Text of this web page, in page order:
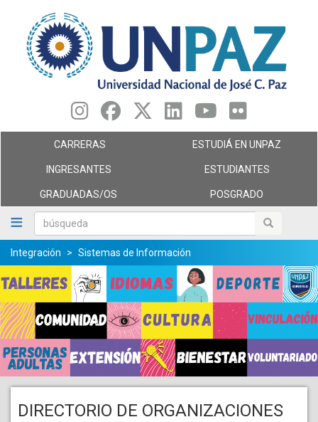
contenido
principal
búsqueda búsqueda
CARRERAS ESTUDIÁ EN UNPAZ
INGRESANTES ESTUDIANTES
GRADUADAS/OS POSGRADO
Integración Sistemas de Información
DIRECTORIO DE ORGANIZACIONES